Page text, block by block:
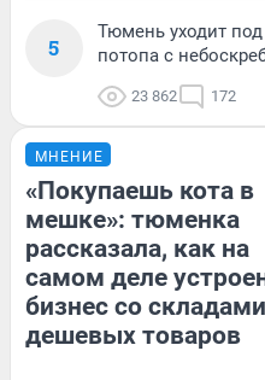
5
Тюмень уходит
потопа с
23 862 172
МНЕНИЕ
«Покупаешь кота в
мешке»: тюменка
рассказала, как на
самом деле
бизнес со складами
дешевых товаров